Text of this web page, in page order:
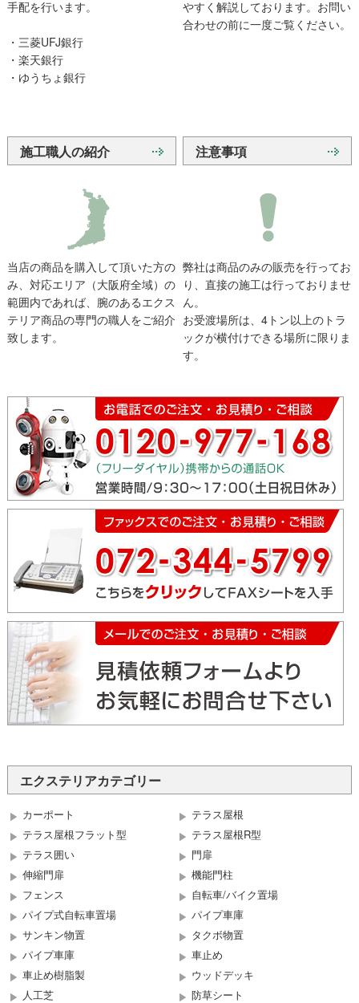
手配を行います。
・三菱UFJ銀行
・楽天銀行
・ゆうちょ銀行
やすく解説しております。お問い
合わせの前に一度ご覧ください。
施工職人の紹介
当店の商品を購入して頂いた方の
み、対応エリア（大阪府全域）の
範囲内であれば、腕のあるエクス
テリア商品の専門の職人をご紹介
致します。
注意事項
弊社は商品のみの販売を行ってお
り、直接の施工は行っておりませ
ん。
お受渡場所は、4トン以上のトラ
ックが横付けできる場所に限りま
す。
エクステリアカテゴリー
カーポート
テラス屋根
テラス屋根フラット型
テラス屋根R型
テラス囲い
門扉
伸縮門扉
機能門柱
フェンス
自転車/バイク置場
パイプ式自転車置場
パイプ車庫
サンキン物置
タクボ物置
パイプ車庫
車止め
車止め樹脂製
ウッドデッキ
人工芝
防草シート